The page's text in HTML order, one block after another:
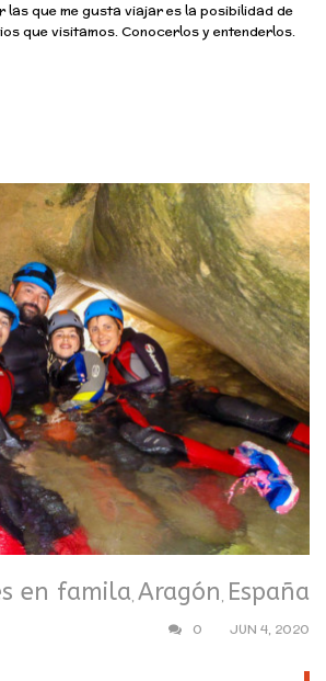
las que me gusta viajar es la posibilidad de
que visitamos. Conocerlos y entenderlos.
en famila, Aragón, España
JUN 4, 2020
0